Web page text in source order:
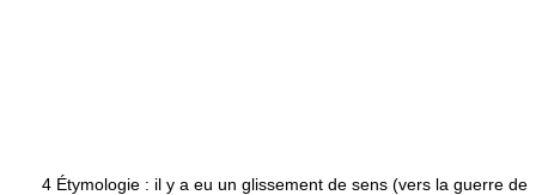
4 Étymologie : il y a eu un glissement de sens (vers la guerre de